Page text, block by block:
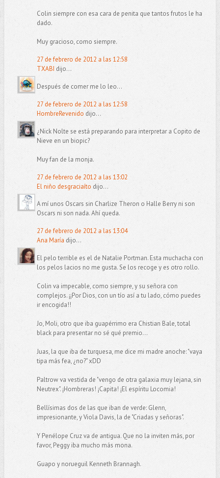
Colin siempre con esa cara de penita que tantos frutos le ha
dado.
Muy gracioso, como siempre.
27 de febrero de 2012 a las 12:58
TXABI dijo...
Después de comer me lo leo...
27 de febrero de 2012 a las 12:58
HombreRevenido dijo...
¿Nick Nolte se está preparando para interpretar a Copito de
Nieve en un biopic?
Muy fan de la monja.
27 de febrero de 2012 a las 13:02
El niño desgraciaíto dijo...
A mí unos Oscars sin Charlize Theron o Halle Berry ni son
Oscars ni son nada. Ahí queda.
27 de febrero de 2012 a las 13:04
Ana María dijo...
El pelo terrible es el de Natalie Portman. Esta muchacha con
los pelos lacios no me gusta. Se los recoge y es otro rollo.
Colin va impecable, como siempre, y su señora con
complejos. ¡¡Por Dios, con un tío así a tu lado, cómo puedes
ir encogida!!
Jo, Moli, otro que iba guapérrimo era Chistian Bale, total
black para presentar no sé qué premio...
Juas, la que iba de turquesa, me dice mi madre anoche: "vaya
tipa más fea, ¿no?" xDD
Paltrow va vestida de "vengo de otra galaxia muy lejana, sin
Neutrex". ¡Hombreras! ¡Capita! ¡El espíritu Locomia!
Bellísimas dos de las que iban de verde: Glenn,
impresionante, y Viola Davis, la de "Criadas y señoras".
Y Penélope Cruz va de antigua. Que no la inviten más, por
favor, Peggy iba mucho más mona.
Guapo y norueguil Kenneth Brannagh.